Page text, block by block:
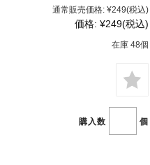
通常販売価格: ¥249(税込)
価格: ¥249(税込)
在庫 48個
購入数 個